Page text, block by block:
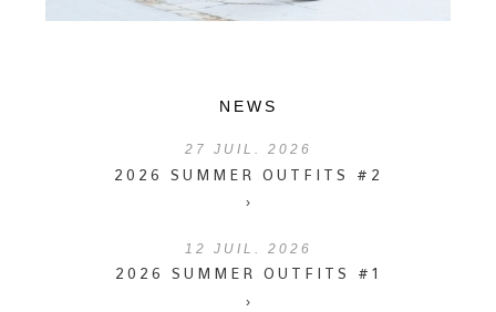
NEWS
27 JUIL. 2026
2026 SUMMER OUTFITS #2
›
12 JUIL. 2026
2026 SUMMER OUTFITS #1
›